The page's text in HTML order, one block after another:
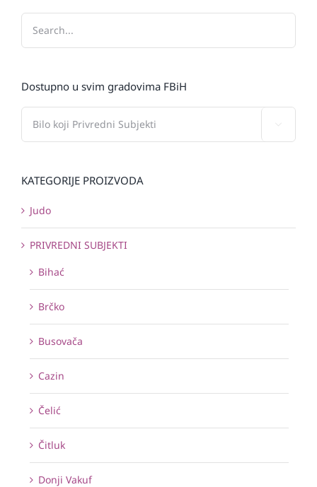
Dostupno u svim gradovima FBiH
KATEGORIJE PROIZVODA
Judo
PRIVREDNI SUBJEKTI
Bihać
Brčko
Busovača
Cazin
Čelić
Čitluk
Donji Vakuf